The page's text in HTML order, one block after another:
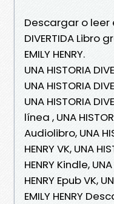
Descargar o leer
DIVERTIDA Libro
EMILY HENRY.
UNA HISTORIA
UNA HISTORIA
UNA HISTORIA
línea , UNA
Audiolibro, UNA
HENRY VK, UNA
HENRY Kindle,
HENRY Epub VK,
EMILY HENRY